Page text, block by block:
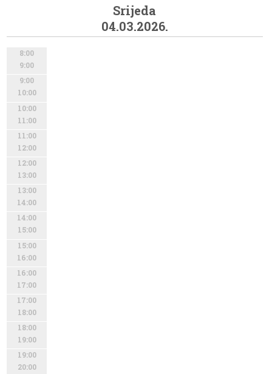
Srijeda
04.03.2026.
8:00
9:00
9:00
10:00
10:00
11:00
11:00
12:00
12:00
13:00
13:00
14:00
14:00
15:00
15:00
16:00
16:00
17:00
17:00
18:00
18:00
19:00
19:00
20:00